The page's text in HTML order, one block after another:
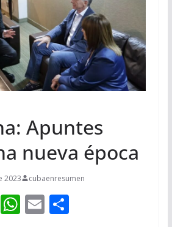
Apuntes
nueva época
2023 cubaenresumen
W E C